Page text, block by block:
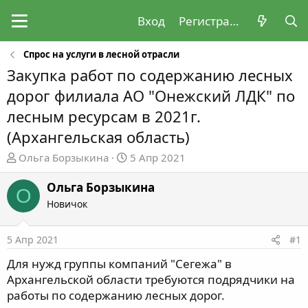
Вход Регистрация
Спрос на услуги в лесной отрасли
Закупка работ по содержанию лесных
дорог филиала АО "Онежский ЛДК" по
лесным ресурсам в 2021г.
(Архангельская область)
А
в
т
о
р
е
ы
Ольга Борзыкина
Д
а
т
а
л
а
5 Апр 2021
О Ольга Борзыкина
Новичок
5 Апр 2021 #1
Для нужд группы компаний "Сегежа" в
Архангельской области требуются подрядчики на
работы по содержанию лесных дорог.